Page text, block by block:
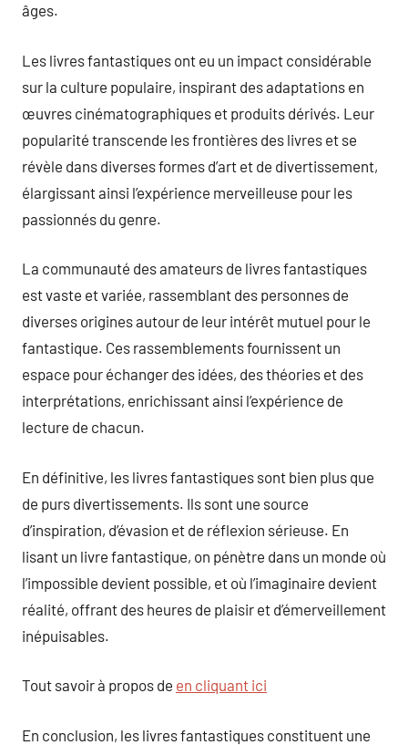
âges.
Les livres fantastiques ont eu un impact considérable
sur la culture populaire, inspirant des adaptations en
œuvres cinématographiques et produits dérivés. Leur
popularité transcende les frontières des livres et se
révèle dans diverses formes d’art et de divertissement,
élargissant ainsi l’expérience merveilleuse pour les
passionnés du genre.
La communauté des amateurs de livres fantastiques
est vaste et variée, rassemblant des personnes de
diverses origines autour de leur intérêt mutuel pour le
fantastique. Ces rassemblements fournissent un
espace pour échanger des idées, des théories et des
interprétations, enrichissant ainsi l’expérience de
lecture de chacun.
En définitive, les livres fantastiques sont bien plus que
de purs divertissements. Ils sont une source
d’inspiration, d’évasion et de réflexion sérieuse. En
lisant un livre fantastique, on pénètre dans un monde où
l’impossible devient possible, et où l’imaginaire devient
réalité, offrant des heures de plaisir et d’émerveillement
inépuisables.
Tout savoir à propos de en cliquant ici
En conclusion, les livres fantastiques constituent une